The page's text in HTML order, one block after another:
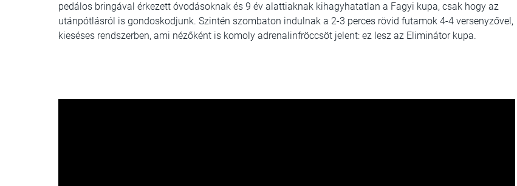
pedálos bringával érkezett óvodásoknak és 9 év alattiaknak kihagyhatatlan a Fagyi kupa, csak hogy az
utánpótlásról is gondoskodjunk. Szintén szombaton indulnak a 2-3 perces rövid futamok 4-4 versenyzővel,
kieséses rendszerben, ami nézőként is komoly adrenalinfröccsöt jelent: ez lesz az Eliminátor kupa.